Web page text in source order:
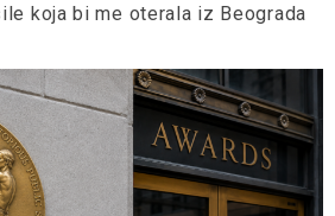
koja bi me oterala iz Beograda